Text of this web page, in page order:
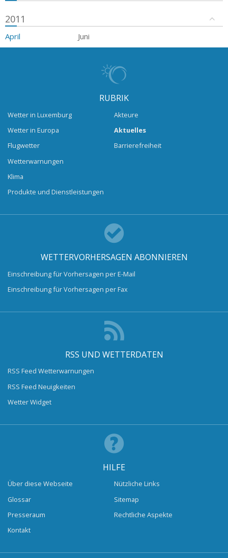
2011
April Juni
RUBRIK
Wetter in Luxemburg
Wetter in Europa
Flugwetter
Wetterwarnungen
Klima
Produkte und Dienstleistungen
Akteure
Aktuelles
Barrierefreiheit
WETTERVORHERSAGEN ABONNIEREN
Einschreibung für Vorhersagen per E-Mail
Einschreibung für Vorhersagen per Fax
RSS UND WETTERDATEN
RSS Feed Wetterwarnungen
RSS Feed Neuigkeiten
Wetter Widget
HILFE
Über diese Webseite
Glossar
Presseraum
Kontakt
Nützliche Links
Sitemap
Rechtliche Aspekte